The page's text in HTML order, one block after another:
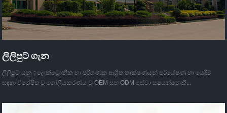
ලිලිපුට් ගැන
ලිලිපුට් යනු ඉලෙක්ට්‍රොනික හා පරිගණක ආශ්‍රිත තාක්ෂණයන් පර්යේෂණ හා යෙදීම්
සඳහා විශේෂිත වූ ගෝලීයකරණය වූ OEM සහ ODM සේවා සපයන්නෙකි...